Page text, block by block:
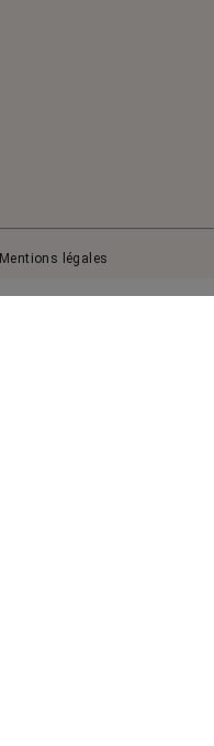
Mentions légales